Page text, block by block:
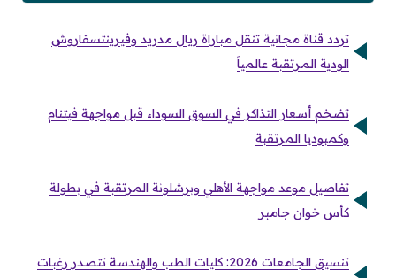
تردد قناة مجانية تنقل مباراة ريال مدريد وفيرينتسفاروش
الودية المرتقبة عالمياً
تضخم أسعار التذاكر في السوق السوداء قبل مواجهة فيتنام
وكمبوديا المرتقبة
تفاصيل موعد مواجهة الأهلي وبرشلونة المرتقبة في بطولة
كأس خوان جامبر
تنسيق الجامعات 2026: كليات الطب والهندسة تتصدر رغبات